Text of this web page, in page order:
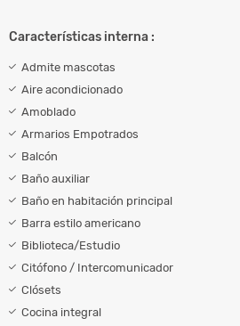
Características interna :
Admite mascotas
Aire acondicionado
Amoblado
Armarios Empotrados
Balcón
Baño auxiliar
Baño en habitación principal
Barra estilo americano
Biblioteca/Estudio
Citófono / Intercomunicador
Clósets
Cocina integral